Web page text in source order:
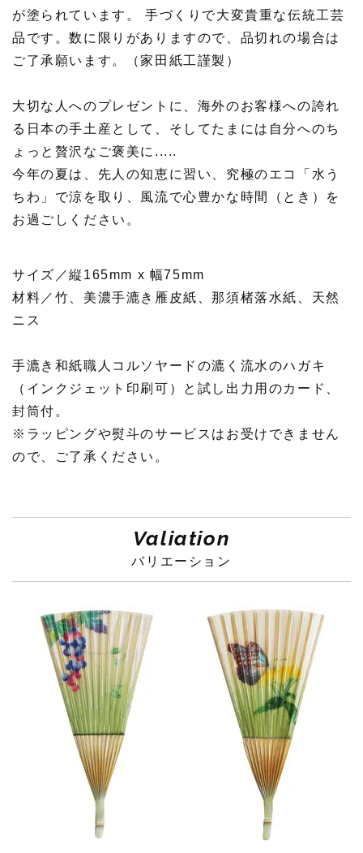
が塗られています。 手づくりで大変貴重な伝統工芸
品です。数に限りがありますので、品切れの場合は
ご了承願います。（家田紙工謹製）
大切な人へのプレゼントに、海外のお客様への誇れ
る日本の手土産として、そしてたまには自分へのち
ょっと贅沢なご褒美に.....
今年の夏は、先人の知恵に習い、究極のエコ「水う
ちわ」で涼を取り、風流で心豊かな時間（とき）を
お過ごしください。
サイズ／縦165mm x 幅75mm
材料／竹、美濃手漉き雁皮紙、那須楮落水紙、天然
ニス
手漉き和紙職人コルソヤードの漉く流水のハガキ
（インクジェット印刷可）と試し出力用のカード、
封筒付。
※ラッピングや熨斗のサービスはお受けできません
ので、ご了承ください。
Valiation
バリエーション